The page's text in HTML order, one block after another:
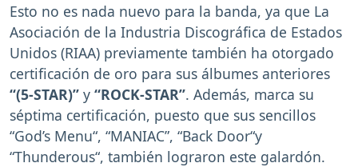
Esto no es nada nuevo para la banda, ya que La
Asociación de la Industria Discográfica de Estados
Unidos (RIAA) previamente también ha otorgado
certificación de oro para sus álbumes anteriores
“(5-STAR)” y “ROCK-STAR”. Además, marca su
séptima certificación, puesto que sus sencillos
“God’s Menu“, “MANIAC”, “Back Door“y
“Thunderous“, también lograron este galardón.